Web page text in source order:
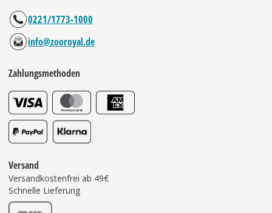
0221/1773-1000
info@zooroyal.de
Zahlungsmethoden
Versand
Versandkostenfrei ab 49€
Schnelle Lieferung